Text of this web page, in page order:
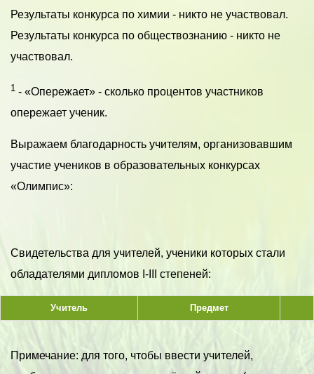
Результаты конкурса по химии - никто не участвовал.
Результаты конкурса по обществознанию - никто не
участвовал.
1 - «Опережает» - сколько процентов участников
опережает ученик.
Выражаем благодарность учителям, организовавшим
участие учеников в образовательных конкурсах
«Олимпис»:
Свидетельства для учителей, ученики которых стали
обладателями дипломов I-III степеней:
Учитель Предмет
Примечание: для того, чтобы ввести учителей,